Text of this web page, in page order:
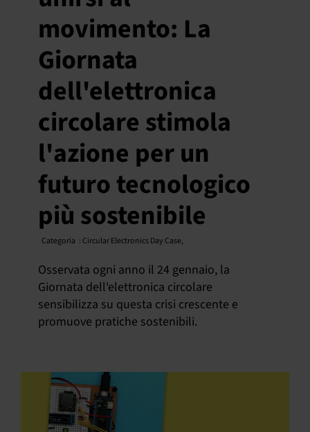
Italiano
movimento: La
Giornata
dell'elettronica
circolare stimola
l'azione per un
futuro tecnologico
più sostenibile
Categoria : Circular Electronics Day Case,
Osservata ogni anno il 24 gennaio, la
Giornata dell'elettronica circolare
sensibilizza su questa crisi crescente e
promuove pratiche sostenibili.